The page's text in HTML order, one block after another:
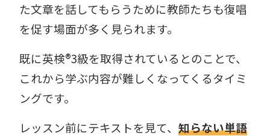
た文章を話してもらうために教師たちも復唱
を促す場面が多く見られます。
既に英検®︎3級を取得されているとのことで、
これから学ぶ内容が難しくなってくるタイミ
ングです。
レッスン前にテキストを見て、 知らない単語